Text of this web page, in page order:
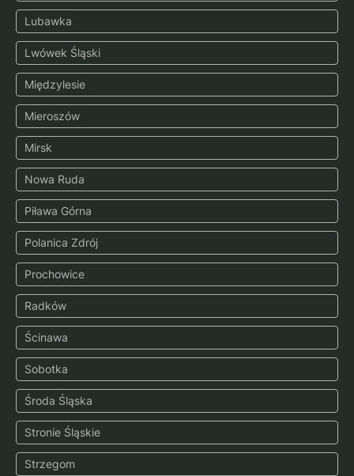
Lubawka
Lwówek Śląski
Międzylesie
Mieroszów
Mirsk
Nowa Ruda
Piława Górna
Polanica Zdrój
Prochowice
Radków
Ścinawa
Sobotka
Środa Śląska
Stronie Śląskie
Strzegom